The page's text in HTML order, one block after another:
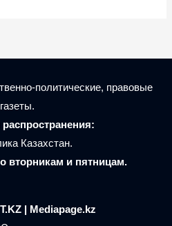
политические, правовые
газеты.
Казахстан.
вторникам и пятницам.
| Mediapage.kz